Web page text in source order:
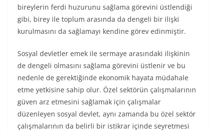
bireylerin ferdi huzurunu sağlama görevini üstlendiği
gibi, birey ile toplum arasında da dengeli bir ilişki
kurulmasını da sağlamayı kendine görev edinmiştir.
Sosyal devletler emek ile sermaye arasındaki ilişkinin
de dengeli olmasını sağlama görevini üstlenir ve bu
nedenle de gerektiğinde ekonomik hayata müdahale
etme yetkisine sahip olur. Özel sektörün çalışmalarının
güven arz etmesini sağlamak için çalışmalar
düzenleyen sosyal devlet, aynı zamanda bu özel sektör
çalışmalarının da belirli bir istikrar içinde seyretmesi